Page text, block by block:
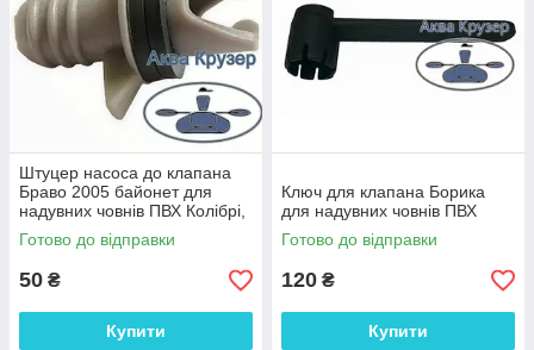
Штуцер насоса до клапана
Браво 2005 байонет для
надувних човнів ПВХ Колібрі,
Омега та ін.
Готово до відправки
50 ₴
Купити
Ключ для клапана Борика
для надувних човнів ПВХ
Готово до відправки
120 ₴
Купити